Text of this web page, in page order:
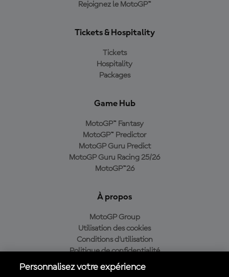
Rejoignez le MotoGP™
Tickets & Hospitality
Tickets
Hospitality
Packages
Game Hub
MotoGP™ Fantasy
MotoGP™ Predictor
MotoGP Guru Predict
MotoGP Guru Racing 25/26
MotoGP™26
À propos
MotoGP Group
Utilisation des cookies
Conditions d'utilisation
Politique de confidentialité
Politique d’achat
Personnalisez votre expérience